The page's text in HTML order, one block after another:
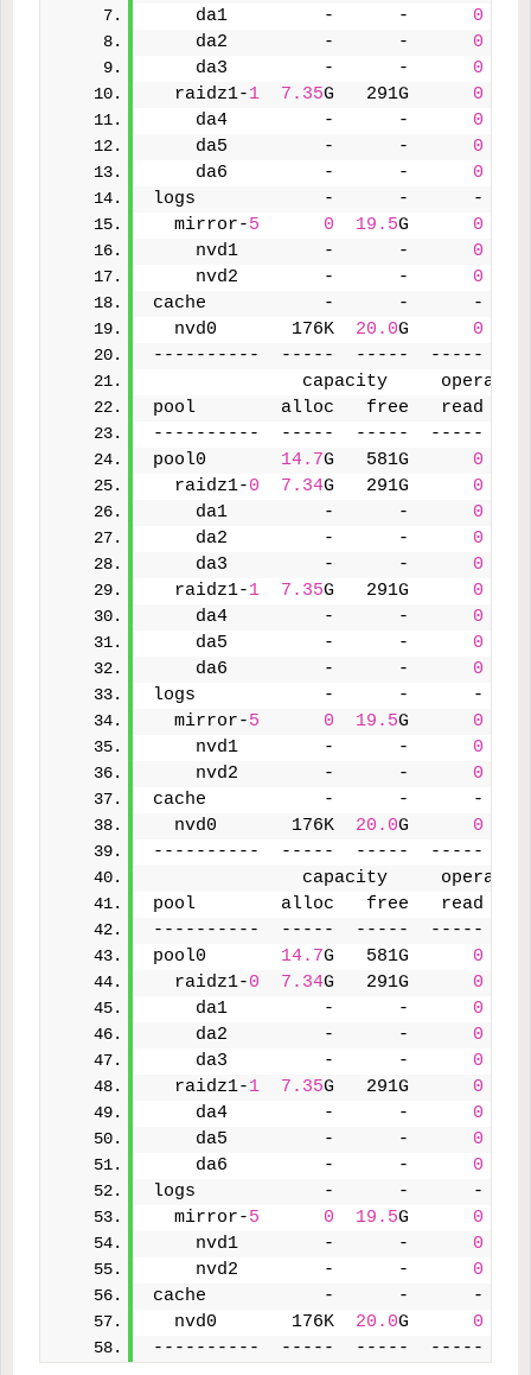
    da1         -      -
0
    da2         -      -
0
    da3         -      -
0
  raidz1-
1 7.35G   291G 0
    da4         -      -
0
    da5         -      -
0
    da6         -      -
0
logs            -      -      -
  mirror-
5 0 19.5G 0
    nvd1        -      -
0
    nvd2        -      -
0
cache           -      -      -
  nvd0       176K
20.0G 0
----------  -----  -----  -----
capacity
pool        alloc   free   read
----------  -----  -----  -----
pool0 14.7G   581G 0
  raidz1-
0 7.34G   291G 0
    da1         -      -
0
    da2         -      -
0
    da3         -      -
0
  raidz1-
1 7.35G   291G 0
    da4         -      -
0
    da5         -      -
0
    da6         -      -
0
logs            -      -      -
  mirror-
5 0 19.5G 0
    nvd1        -      -
0
    nvd2        -      -
0
cache           -      -      -
  nvd0       176K
20.0G 0
----------  -----  -----  -----
capacity
pool        alloc   free   read
----------  -----  -----  -----
pool0 14.7G   581G 0
  raidz1-
0 7.34G   291G 0
    da1         -      -
0
    da2         -      -
0
    da3         -      -
0
  raidz1-
1 7.35G   291G 0
    da4         -      -
0
    da5         -      -
0
    da6         -      -
0
logs            -      -      -
  mirror-
5 0 19.5G 0
    nvd1        -      -
0
    nvd2        -      -
0
cache           -      -      -
  nvd0       176K
20.0G 0
----------  -----  -----  -----